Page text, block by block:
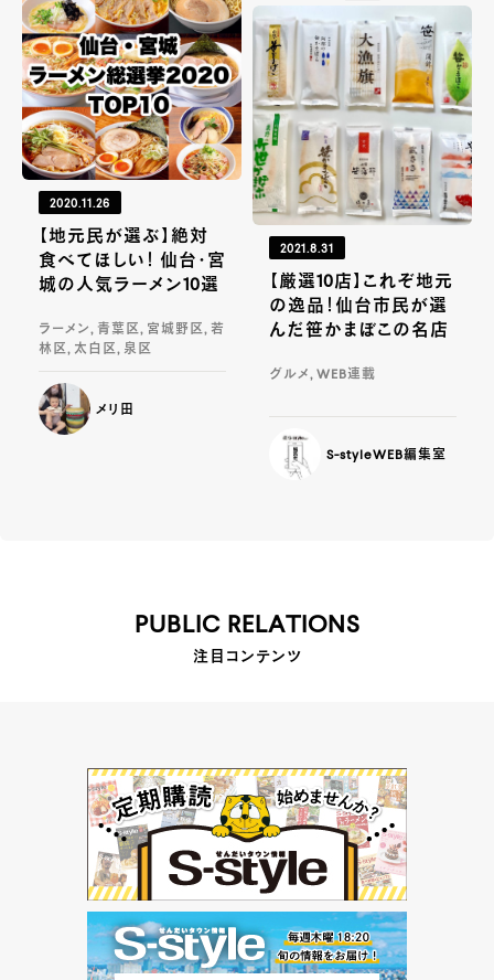
2020.11.26
【地元民が選ぶ】絶対
食べてほしい！ 仙台・宮
城の人気ラーメン10選
ラーメン, 青葉区, 宮城野区, 若
林区, 太白区, 泉区
メリ田
2021.8.31
【厳選10店】これぞ地元
の逸品！仙台市民が選
んだ笹かまぼこの名店
グルメ, WEB連載
S-styleWEB編集室
PUBLIC RELATIONS
注目コンテンツ